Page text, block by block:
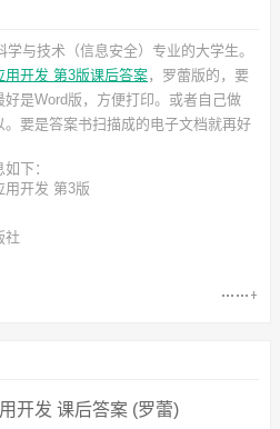
与技术（信息安全）专业的大学生。
开发 第3版课后答案，罗蕾版的，要
是Word版，方便打印。或者自己做
要是答案书扫描成的电子文档就再好
下：
用开发 第3版
社
开发 课后答案 (罗蕾)